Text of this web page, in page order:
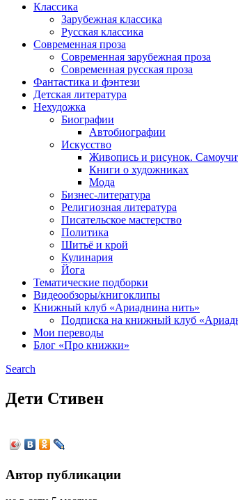
Классика
Зарубежная классика
Русская классика
Современная проза
Современная зарубежная проза
Современная русская проза
Фантастика и фэнтези
Детская литература
Нехудожка
Биографии
Автобиографии
Искусство
Живопись и рисунок.
Книги о художниках
Мода
Бизнес-литература
Религиозная литература
Писательское мастерство
Политика
Шитьё и крой
Кулинария
Йога
Тематические подборки
Видеообзоры/книгоклипы
Книжный клуб «Ариаднина нить»
Подписка на книжный клуб
Мои переводы
Блог «Про книжки»
Search
Дети Стивен
Автор публикации